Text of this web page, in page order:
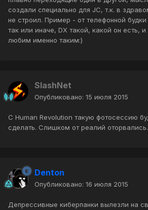
создали специально для JC, т.к. в
не строил. Пример - от телефонной
так или иначе, DX такой, какой он есть,
любим именно таким:)
SlashNet
Опубликовано: 15 июля 2015
C Human Revolution такую фотосессию
сделать. Слишком от реалий
Denton
Опубликовано: 16 июля 2015
Депрессивные киберпанки вылезли на